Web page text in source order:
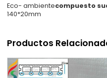
Eco- ambientecompuesto
140*20mm
Productos